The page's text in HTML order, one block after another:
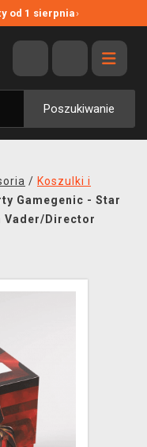
od 1 sierpnia›
Poszukiwanie
/ Koszulki i
Gamegenic - Star
Vader/Director